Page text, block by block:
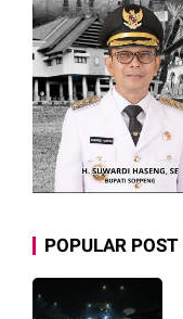
POPULAR POST